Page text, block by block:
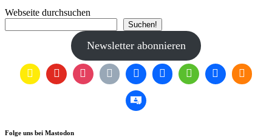
Webseite durchsuchen
Suchen!
Newsletter abonnieren
Folge uns bei Mastodon